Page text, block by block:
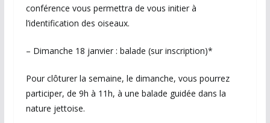
conférence vous permettra de vous initier à
l’identification des oiseaux.
– Dimanche 18 janvier : balade (sur inscription)*
Pour clôturer la semaine, le dimanche, vous pourrez
participer, de 9h à 11h, à une balade guidée dans la
nature jettoise.